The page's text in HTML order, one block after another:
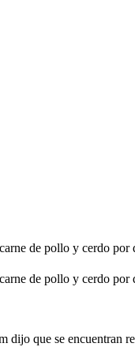
de pollo y cerdo por
de pollo y cerdo por
que se encuentran